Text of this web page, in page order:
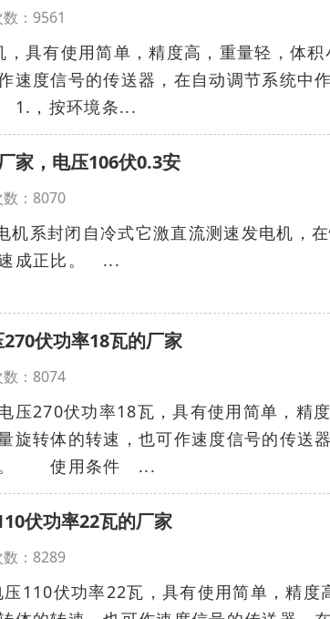
：9561
具有使用简单，精度高，重量轻，体积
速度信号的传送器，在自动调节系统中
按环境条...
家，电压106伏0.3安
：8070
系封闭自冷式它激直流测速发电机，
速成正比。 ...
伏功率18瓦的厂家
：8074
270伏功率18瓦，具有使用简单，精
旋转体的转速，也可作速度信号的传送
用。 使用条件 ...
伏功率22瓦的厂家
：8289
110伏功率22瓦，具有使用简单，精度